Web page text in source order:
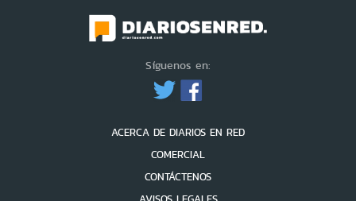
Síguenos en:
ACERCA DE DIARIOS EN RED
COMERCIAL
CONTÁCTENOS